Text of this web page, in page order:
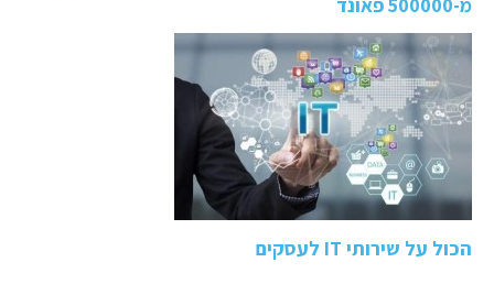
הכול על שירותי IT לעסקים